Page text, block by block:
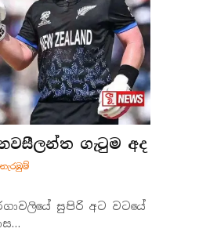
ගැටුම අද
නැරඹු​ම්
සුපිරි අට වටයේ